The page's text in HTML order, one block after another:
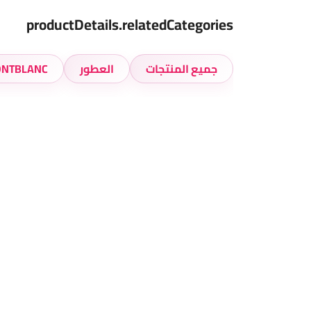
productDetails.relatedCategories
جميع المنتجات العطور